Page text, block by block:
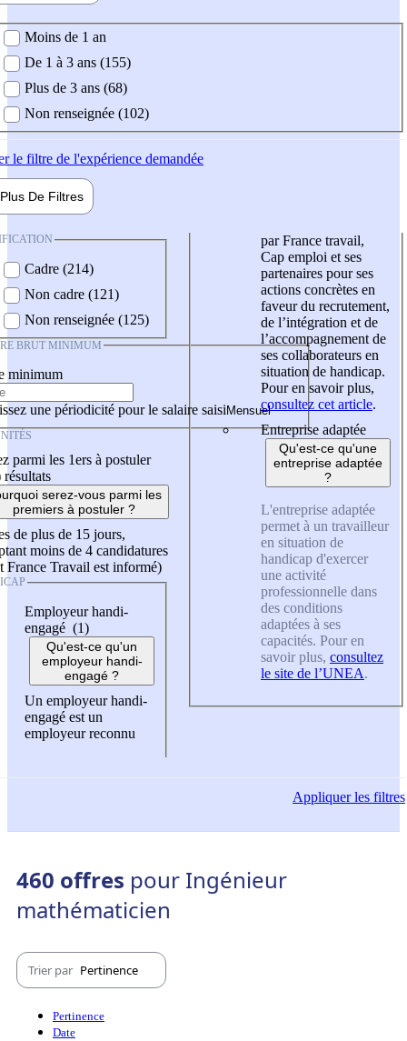
demandée
Moins de 1 an
De 1 à 3 ans (155)
Plus de 3 ans (68)
Non renseignée (102)
le filtre de l'expérience demandée
Plus De Filtres
Cadre (214)
Non cadre (121)
Non renseignée (125)
BRUT MINIMUM
minimum
une périodicité pour le salaire saisi
parmi les 1ers à postuler
résultats
serez-vous parmi les
premiers à postuler ?
de plus de 15 jours,
moins de 4 candidatures
France Travail est informé)
Employeur handi-
engagé (1)
Qu'est-ce qu'un
employeur handi-
engagé ?
Un employeur handi-
engagé est un
employeur reconnu
par France travail,
Cap emploi et ses
partenaires pour ses
actions concrètes en
faveur du recrutement,
de l’intégration et de
l’accompagnement de
ses collaborateurs en
situation de handicap.
Pour en savoir plus,
consultez cet article.
Entreprise adaptée
Qu'est-ce qu'une
entreprise adaptée
?
L'entreprise adaptée
permet à un travailleur
en situation de
handicap d'exercer
une activité
professionnelle dans
des conditions
adaptées à ses
capacités. Pour en
savoir plus, consultez
le site de l’UNEA.
Appliquerles filtres
460 offres pour Ingénieur
mathématicien
Trier par Pertinence
Pertinence
Date